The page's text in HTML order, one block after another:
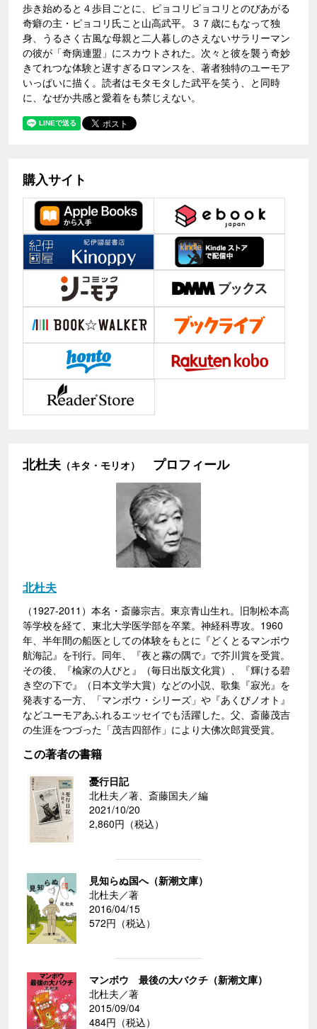
歩き始めると４歩目ごとに、ピョコリピョコリとのびあがる
奇癖の主・ピョコリ氏こと山高武平。３７歳にもなって独
身、うるさく古風な母親と二人暮しのさえないサラリーマン
の彼が「奇病連盟」にスカウトされた。次々と彼を襲う奇妙
きてれつな体験と遅すぎるロマンスを、著者独特のユーモア
いっぱいに描く。読者はモタモタした武平を笑う、と同時
に、なぜか共感と愛着をも禁じえない。
購入サイト
北杜夫 （キタ・モリオ） プロフィール
北杜夫
（1927-2011）本名・斎藤宗吉。東京青山生れ。旧制松本高
等学校を経て、東北大学医学部を卒業。神経科専攻。1960
年、半年間の船医としての体験をもとに『どくとるマンボウ
航海記』を刊行。同年、『夜と霧の隅で』で芥川賞を受賞。
その後、『楡家の人びと』（毎日出版文化賞）、『輝ける碧
き空の下で』（日本文学大賞）などの小説、歌集『寂光』を
発表する一方、「マンボウ・シリーズ」や『あくびノオト』
などユーモアあふれるエッセイでも活躍した。父、斎藤茂吉
の生涯をつづった「茂吉四部作」により大佛次郎賞受賞。
この著者の書籍
憂行日記
北杜夫／著、斎藤国夫／編
2021/10/20
2,860円（税込）
見知らぬ国へ（新潮文庫）
北杜夫／著
2016/04/15
572円（税込）
マンボウ 最後の大バクチ（新潮文庫）
北杜夫／著
2015/09/04
484円（税込）